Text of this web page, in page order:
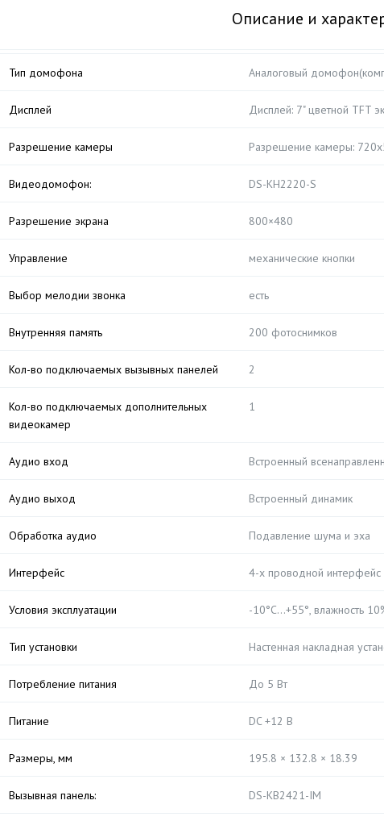
Описание и
Тип домофона Аналоговый
Дисплей Дисплей: 7" цветной TFT
Разрешение камеры Разрешение камеры:
Видеодомофон: DS-KH2220-S
Разрешение экрана 800×480
Управление механические кнопки
Выбор мелодии звонка есть
Внутренняя память 200 фотоснимков
Кол-во подключаемых вызывных панелей 2
Кол-во подключаемых дополнительных
видеокамер
1
Аудио вход Встроенный
Аудио выход Встроенный динамик
Обработка аудио Подавление шума и эха
Интерфейс 4-х проводной интерфейс
Условия эксплуатации -10°C…+55°, влажность
Тип установки Настенная накладная
Потребление питания До 5 Вт
Питание DC +12 В
Размеры, мм 195.8 × 132.8 × 18.39
Вызывная панель: DS-KB2421-IM